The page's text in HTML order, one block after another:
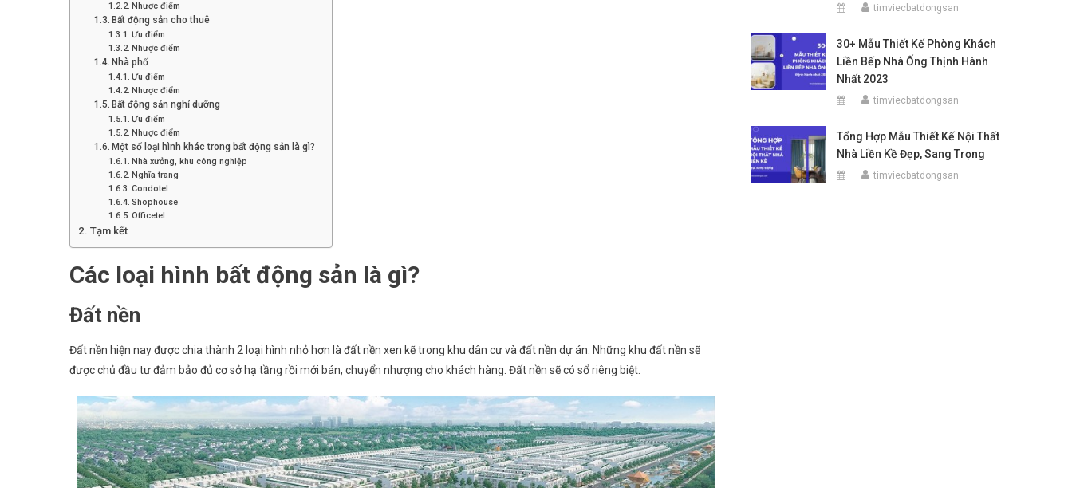
Nhược điểm
Bất động sản cho thuê
Ưu điểm
Nhược điểm
Nhà phố
Ưu điểm
Nhược điểm
Bất động sản nghỉ dưỡng
Ưu điểm
Nhược điểm
Một số loại hình khác trong bất động sản là gì?
Nhà xưởng, khu công nghiệp
Nghĩa trang
Condotel
Shophouse
Officetel
Tạm kết
Các loại hình bất động sản là gì?
Đất nền
Đất nền hiện nay được chia thành 2 loại hình nhỏ hơn là đất nền xen kẽ trong khu dân cư và đất nền dự án. Những khu đất nền sẽ
được chủ đầu tư đảm bảo đủ cơ sở hạ tầng rồi mới bán, chuyển nhượng cho khách hàng. Đất nền sẽ có sổ riêng biệt.
timviecbatdongsan
30+ Mẫu Thiết Kế Phòng Khách
Liền Bếp Nhà Ống Thịnh Hành
Nhất 2023
timviecbatdongsan
Tổng Hợp Mẫu Thiết Kế Nội Thất
Nhà Liền Kề Đẹp, Sang Trọng
timviecbatdongsan